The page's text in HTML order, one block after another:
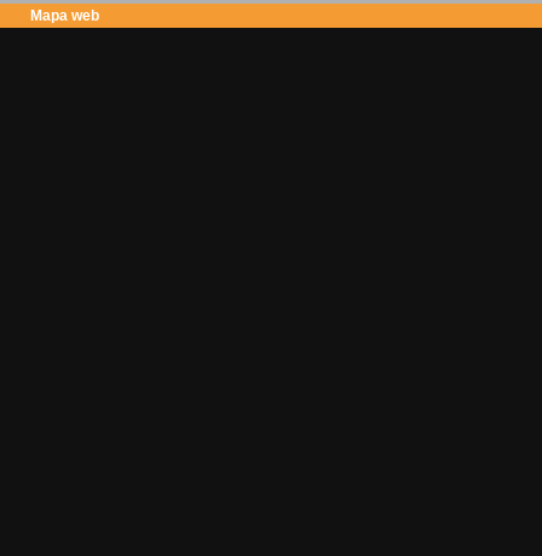
Mapa web